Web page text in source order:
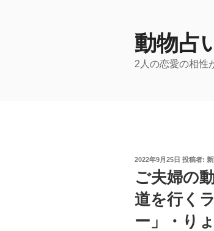
動物占
2人の恋愛の相性
投
2022年9月25日 投稿者:
ご夫婦の
道を行く
ー」・り